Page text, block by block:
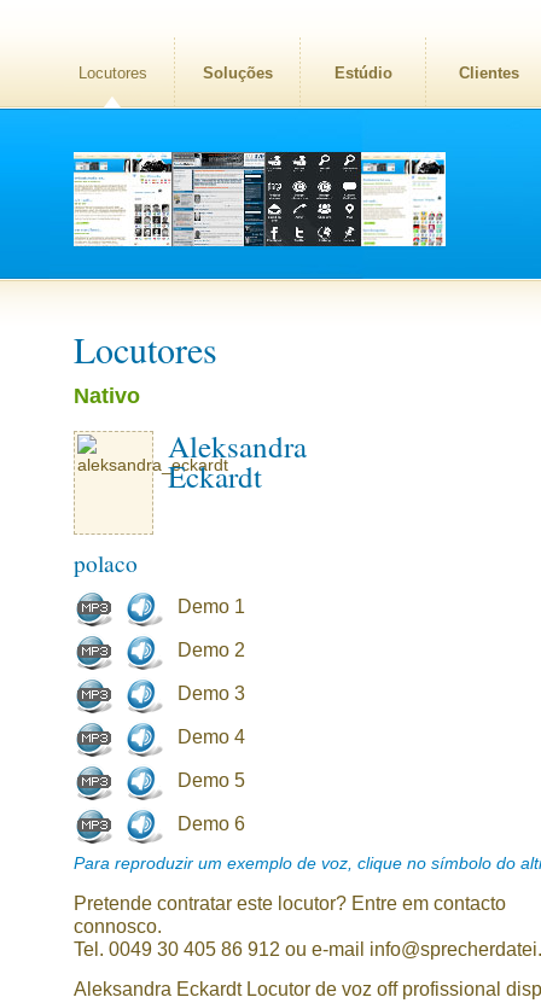
Locutores Soluções Estúdio Clientes
Locutores
Nativo
Aleksandra
Eckardt
polaco
Demo 1
Demo 2
Demo 3
Demo 4
Demo 5
Demo 6
Para reproduzir um exemplo de voz, clique no símbolo do
Pretende contratar este locutor? Entre em contacto
connosco.
Tel. 0049 30 405 86 912 ou e-mail
Aleksandra Eckardt Locutor de voz off profissional